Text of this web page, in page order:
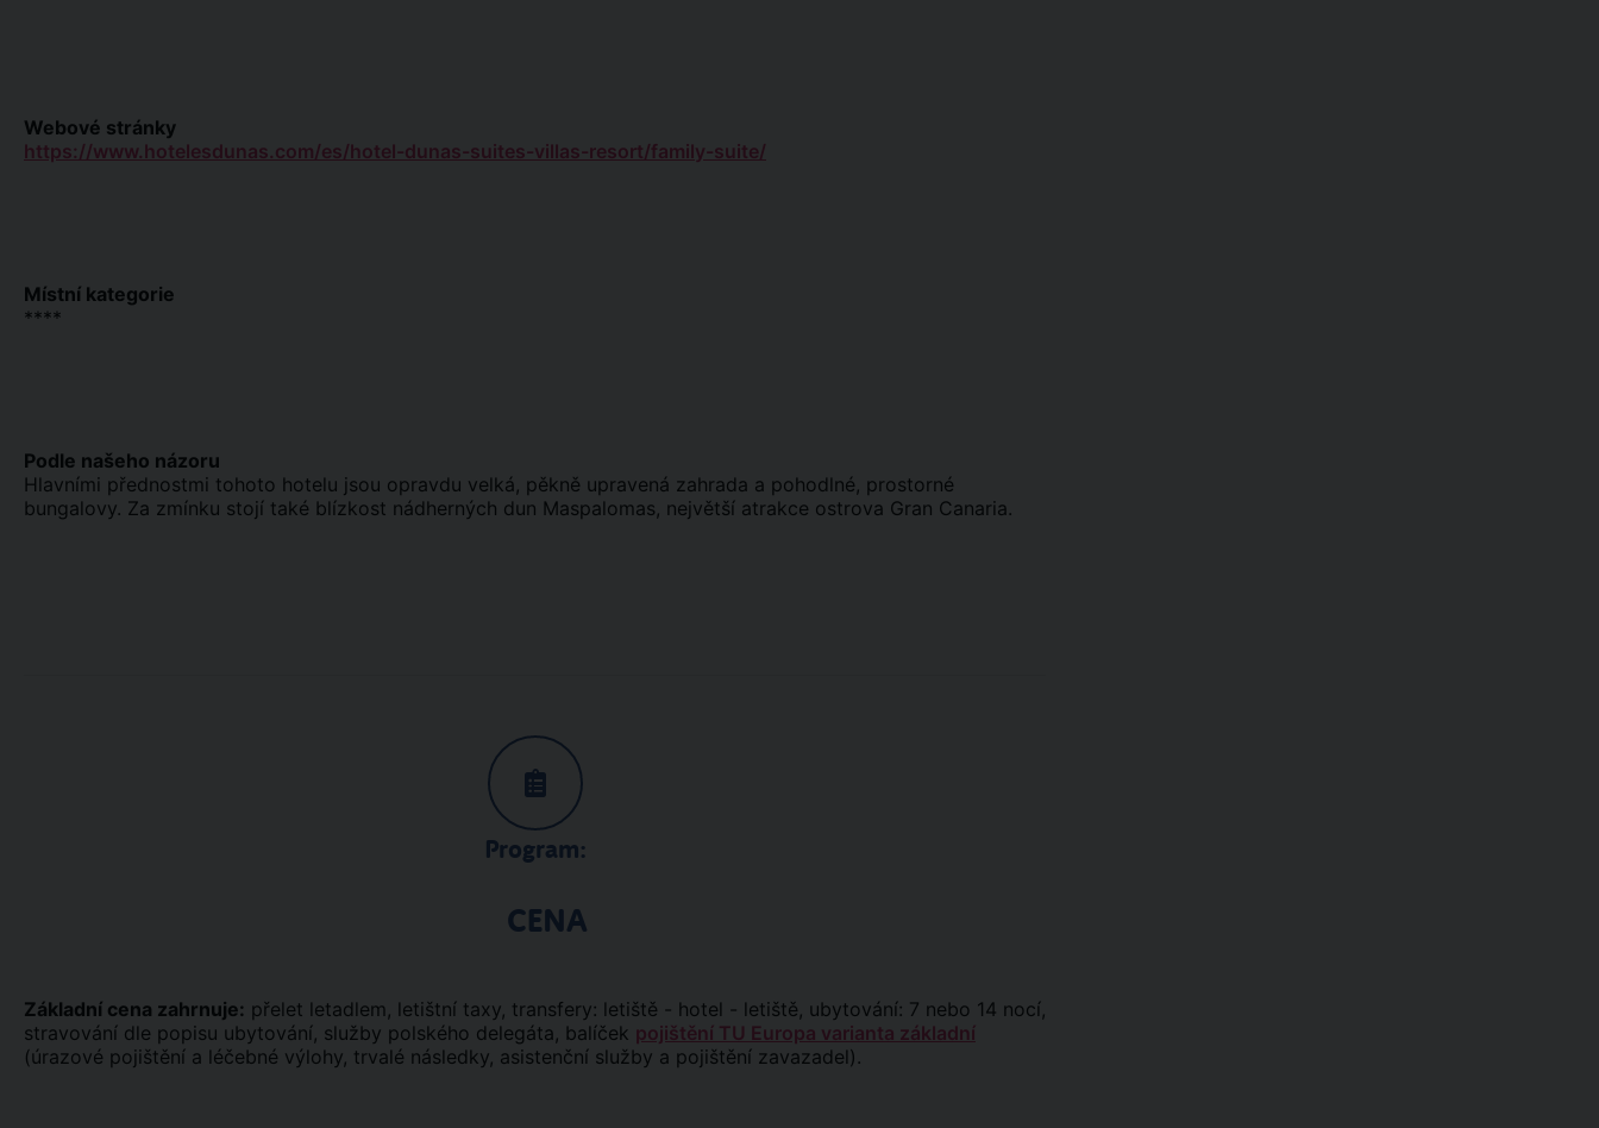
Webové stránky
https://www.hotelesdunas.com/es/hotel-dunas-suites-villas-resort/family-suite/
Místní kategorie
****
Podle našeho názoru
Hlavními přednostmi tohoto hotelu jsou opravdu velká, pěkně upravená zahrada a pohodlné, prostorné
bungalovy. Za zmínku stojí také blízkost nádherných dun Maspalomas, největší atrakce ostrova Gran Canaria.
Program:
CENA
Základní cena zahrnuje: přelet letadlem, letištní taxy, transfery: letiště - hotel - letiště, ubytování: 7 nebo 14 nocí,
stravování dle popisu ubytování, služby polského delegáta, balíček pojištění TU Europa varianta základní
(úrazové pojištění a léčebné výlohy, trvalé následky, asistenční služby a pojištění zavazadel).